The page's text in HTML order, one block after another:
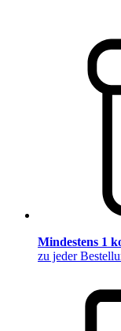
Mindestens 1
zu jeder